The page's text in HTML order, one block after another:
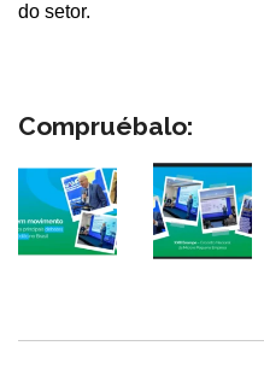
do setor.
Compruébalo: